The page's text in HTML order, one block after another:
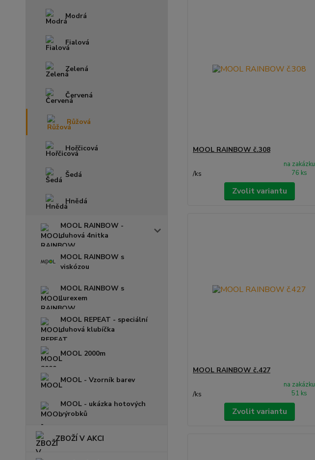
Modrá
Fialová
Zelená
Červená
Růžová
Hořčicová
Šedá
Hnědá
MOOL RAINBOW -
duhová 4nitka
MOOL RAINBOW s
viskózou
MOOL RAINBOW s
lurexem
MOOL REPEAT - speciální
duhová klubíčka
MOOL 2000m
MOOL - Vzorník barev
MOOL - ukázka hotových
výrobků
ZBOŽÍ V AKCI
MOOL RAINBOW č.308
/ks
na zakázku
76 ks
Zvolit variantu
MOOL RAINBOW č.427
/ks
na zakázku
51 ks
Zvolit variantu